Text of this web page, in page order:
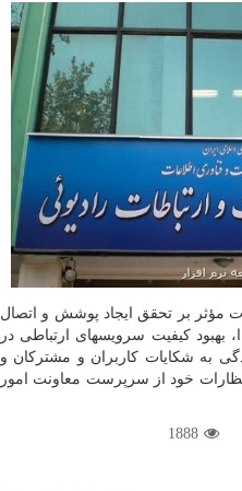
مؤثر بر تحقق ایجاد پوشش و اتصال
بهبود کیفیت سرویسهای ارتباطی در
به شکایات کاربران و مشترکان و
خود از سرپرست معاونت امور
1888